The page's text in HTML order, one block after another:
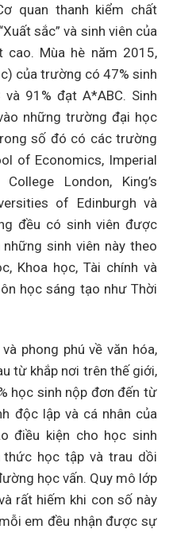
quan thanh kiểm chất
sắc” và sinh viên của
Mùa hè năm 2015,
của trường có 47% sinh
91% đạt A*ABC. Sinh
những trường đại học
số đó có các trường
of Economics, Imperial
London, King’s
of Edinburgh và
đều có sinh viên được
sinh viên này theo
Khoa học, Tài chính và
học sáng tạo như Thời
phong phú về văn hóa,
từ khắp nơi trên thế giới,
học sinh nộp đơn đến từ
độc lập và cá nhân của
điều kiện cho học sinh
học tập và trau dồi
học vấn. Quy mô lớp
rất hiếm khi con số này
em đều nhận được sự